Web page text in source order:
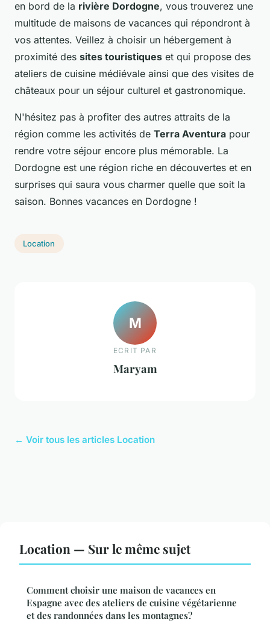
en bord de la rivière Dordogne, vous trouverez une
multitude de maisons de vacances qui répondront à
vos attentes. Veillez à choisir un hébergement à
proximité des sites touristiques et qui propose des
ateliers de cuisine médiévale ainsi que des visites de
châteaux pour un séjour culturel et gastronomique.
N'hésitez pas à profiter des autres attraits de la
région comme les activités de Terra Aventura pour
rendre votre séjour encore plus mémorable. La
Dordogne est une région riche en découvertes et en
surprises qui saura vous charmer quelle que soit la
saison. Bonnes vacances en Dordogne !
Location
M
ECRIT PAR
Maryam
← Voir tous les articles Location
Location — Sur le même sujet
Comment choisir une maison de vacances en
Espagne avec des ateliers de cuisine végétarienne
et des randonnées dans les montagnes?